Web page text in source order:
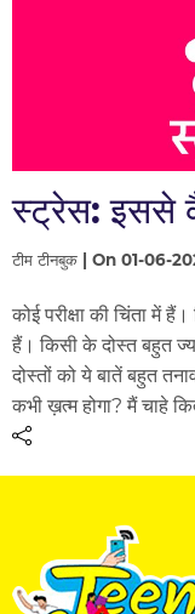
स्ट्रेस: इससे
टीम टीनबुक | On 01-06-
कोई परीक्षा की चिंता में
हैं। किसी के दोस्त बहुत
दोस्तों को ये बातें बहुत
कभी ख़त्म होगा? मैं चाहे